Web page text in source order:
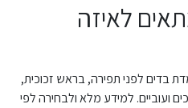
לאיזה
בדים לפני תפירה, בראש זכוכית,
ועוביים. למידע מלא ולבחירה לפי